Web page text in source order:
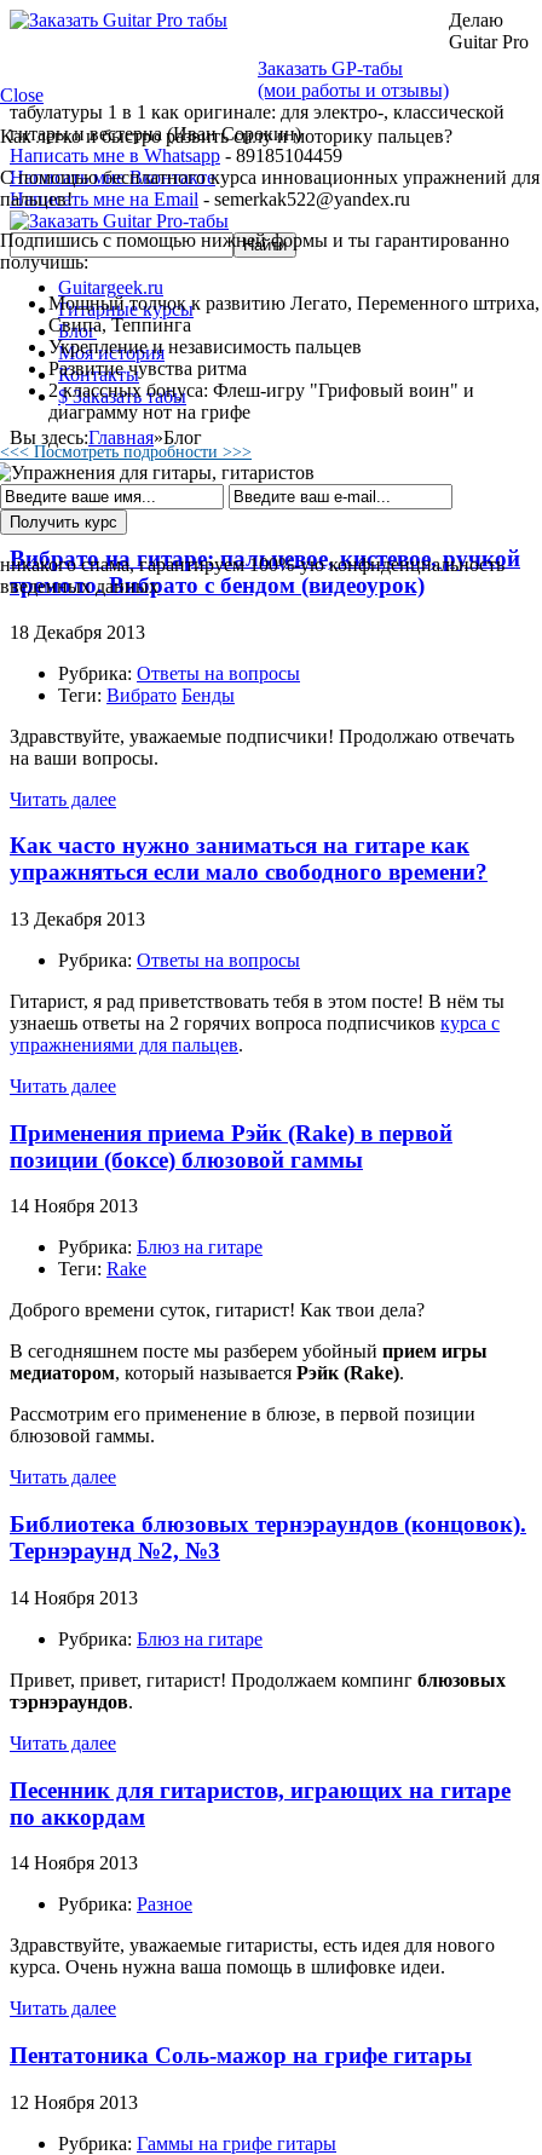
Заказать GP-табы
(мои работы и отзывы)
Делаю
Guitar Pro
табулатуры 1 в 1 как оригинале: для электро-, классической
гитары и вестерна (Иван Сорокин)
Написать мне в Whatsapp - 89185104459
Написать мне Вконтакте
Написать мне на Email - semerkak522@yandex.ru
Guitargeek.ru
Гитарные курсы
Блог
Моя история
Контакты
$ Заказать табы
Вы здесь:Главная»Блог
Блог
Вибрато на гитаре: пальцевое, кистевое, ручкой
тремоло. Вибрато с бендом (видеоурок)
18 Декабря 2013
Рубрика: Ответы на вопросы
Теги: Вибрато Бенды
Здравствуйте, уважаемые подписчики! Продолжаю отвечать
на ваши вопросы.
Читать далее
Как часто нужно заниматься на гитаре как
упражняться если мало свободного времени?
13 Декабря 2013
Рубрика: Ответы на вопросы
Гитарист, я рад приветствовать тебя в этом посте! В нём ты
узнаешь ответы на 2 горячих вопроса подписчиков курса с
упражнениями для пальцев.
Читать далее
Применения приема Рэйк (Rake) в первой
позиции (боксе) блюзовой гаммы
14 Ноября 2013
Рубрика: Блюз на гитаре
Теги: Rake
Доброго времени суток, гитарист! Как твои дела?
В сегодняшнем посте мы разберем убойный прием игры
медиатором, который называется Рэйк (Rake).
Рассмотрим его применение в блюзе, в первой позиции
блюзовой гаммы.
Читать далее
Библиотека блюзовых тернэраундов (концовок).
Тернэраунд №2, №3
14 Ноября 2013
Рубрика: Блюз на гитаре
Привет, привет, гитарист! Продолжаем компинг блюзовых
тэрнэраундов.
Читать далее
Песенник для гитаристов, играющих на гитаре
по аккордам
14 Ноября 2013
Рубрика: Разное
Здравствуйте, уважаемые гитаристы, есть идея для нового
курса. Очень нужна ваша помощь в шлифовке идеи.
Читать далее
Пентатоника Соль-мажор на грифе гитары
12 Ноября 2013
Рубрика: Гаммы на грифе гитары
Close
Как легко и быстро развить силу и моторику пальцев?
С помощью бесплатного курса инновационных упражнений для
пальцев!
Подпишись с помощью нижней формы и ты гарантированно
получишь:
Мощный толчок к развитию Легато, Переменного штриха,
Свипа, Теппинга
Укрепление и независимость пальцев
Развитие чувства ритма
2 классных бонуса: Флеш-игру "Грифовый воин" и
диаграмму нот на грифе
<<< Посмотреть подробности >>>
никакого спама, гарантируем 100%-ую конфиденциальность
введенных данных